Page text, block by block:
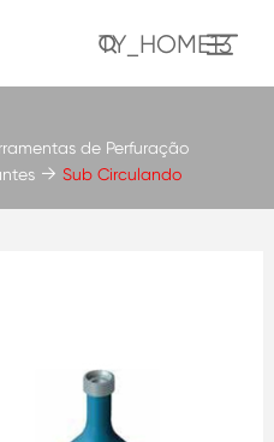
TY_HOME13
de Perfuração
Sub Circulando